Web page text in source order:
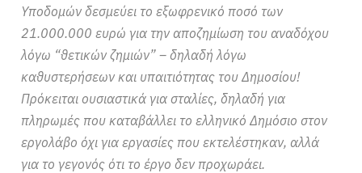
Υποδομών δεσμεύει το εξωφρενικό ποσό των
21.000.000 ευρώ για την αποζημίωση του αναδόχου
λόγω “θετικών ζημιών” – δηλαδή λόγω
καθυστερήσεων και υπαιτιότητας του Δημοσίου!
Πρόκειται ουσιαστικά για σταλίες, δηλαδή για
πληρωμές που καταβάλλει το ελληνικό Δημόσιο στον
εργολάβο όχι για εργασίες που εκτελέστηκαν, αλλά
για το γεγονός ότι το έργο δεν προχωράει.